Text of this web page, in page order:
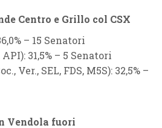
Centro e Grillo col CSX
– 15 Senatori
API): 31,5% – 5 Senatori
Ver., SEL, FDS, M5S): 32,5% –
Vendola fuori